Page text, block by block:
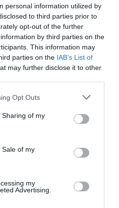
personal information utilized by
to third parties prior to
opt-out of the further
by third parties on the
This information may
parties on the IAB’s List of
may further disclose it to other
Opt Outs
of my
of my
my
Advertising.
kyckling
paprika och